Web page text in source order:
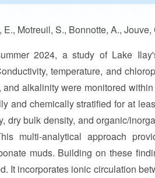
Motreuil, S., Bonnotte, A., Jouve,
2024, a study of Lake
temperature, and
and alkalinity were monitored
and chemically stratified for at
dry bulk density, and organic/
multi-analytical approach
muds. Building on these
It incorporates ionic circulation